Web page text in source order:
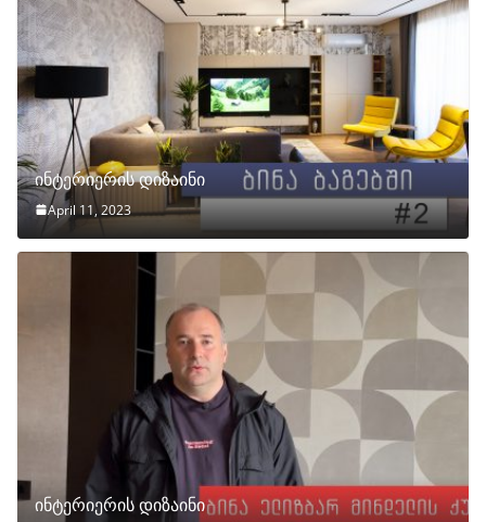
ინტერიერის დიზაინი
April 11, 2023
ინტერიერის დიზაინი